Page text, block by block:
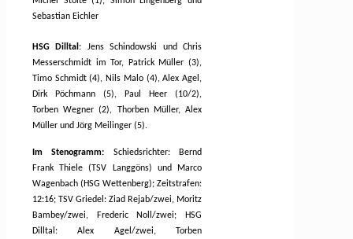
Sebastian Eichler
HSG Dilltal:
Jens Schindowski und Chris
Messerschmidt im Tor, Patrick Müller (3),
Timo Schmidt (4), Nils Malo (4), Alex Agel,
Dirk Pöchmann (5), Paul Heer (10/2),
Torben Wegner (2), Thorben Müller, Alex
Müller und Jörg Meilinger (5).
Im Stenogramm: Schiedsrichter: Bernd
Frank Thiele (TSV Langgöns) und Marco
Wagenbach (HSG Wettenberg); Zeitstrafen:
12:16; TSV Griedel: Ziad Rejab/zwei, Moritz
Bambey/zwei, Frederic Noll/zwei; HSG
Dilltal: Alex Agel/zwei, Torben